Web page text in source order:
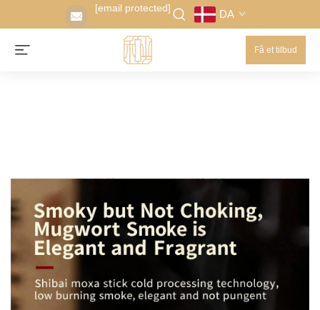
[email protected] DA
Få et tilbud